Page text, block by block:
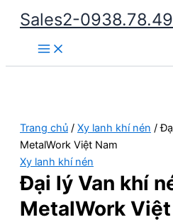
Nhảy
dung
Sales2-
Main
Menu
Trang chủ / Xy lanh khí nén /
MetalWork Việt Nam
Xy lanh khí nén
Đại lý Van khí
MetalWork Việt